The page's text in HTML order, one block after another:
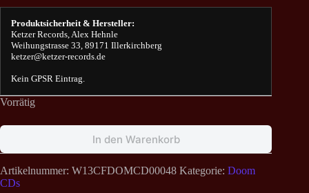
Produktsicherheit & Hersteller:
Ketzer Records, Alex Hehnle
Weihungstrasse 33, 89171 Illerkirchberg
ketzer@ketzer-records.de
Kein GPSR Eintrag.
Vorrätig
In den Warenkorb
Artikelnummer: W13CFDOMCD00048 Kategorie: Doom
CDs